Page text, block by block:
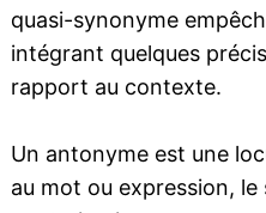
quasi-synonyme
intégrant quelques
rapport au contexte.
Un antonyme est une
au mot ou expression,